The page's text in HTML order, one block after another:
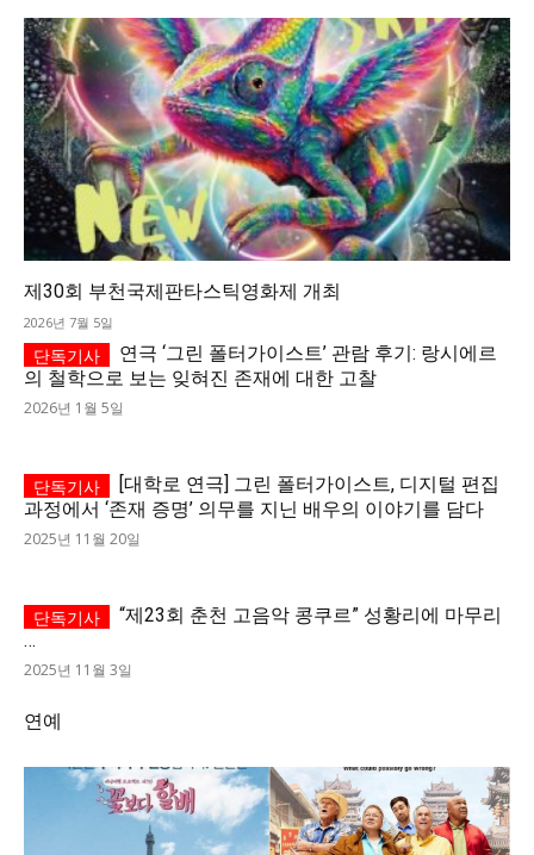
제30회 부천국제판타스틱영화제 개최
2026년 7월 5일
연극 ‘그린 폴터가이스트’ 관람 후기: 랑시에르
의 철학으로 보는 잊혀진 존재에 대한 고찰
2026년 1월 5일
[대학로 연극] 그린 폴터가이스트, 디지털 편집
과정에서 ‘존재 증명’ 의무를 지닌 배우의 이야기를 담다
2025년 11월 20일
“제23회 춘천 고음악 콩쿠르” 성황리에 마무리
…
2025년 11월 3일
연예